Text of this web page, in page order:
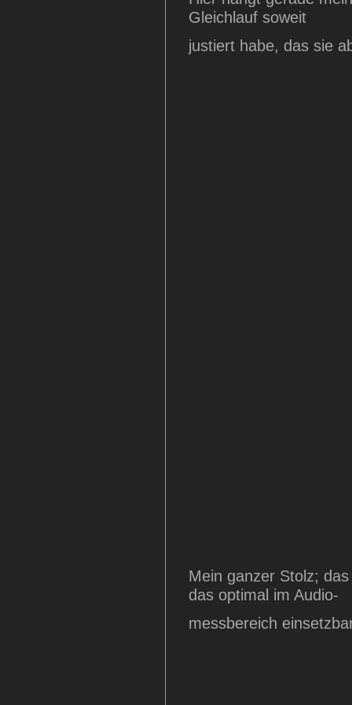
Gleichlauf soweit
justiert habe, das sie
Mein ganzer Stolz;
das optimal im Audio-
messbereich